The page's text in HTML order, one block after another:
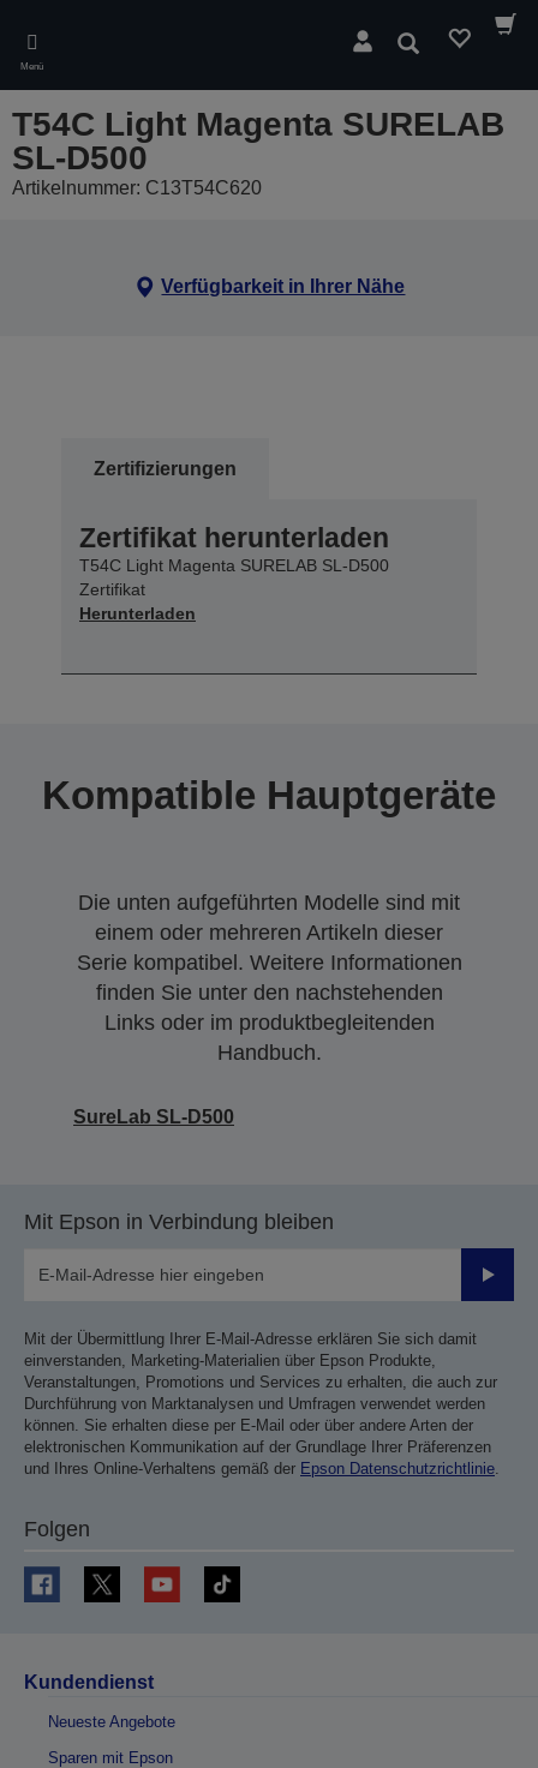
main
content
Menü
Suchen
T54C Light Magenta SURELAB
SL-D500
Artikelnummer: C13T54C620
Verfügbarkeit in Ihrer Nähe
Zertifizierungen
Zertifikat herunterladen
T54C Light Magenta SURELAB SL-D500
Zertifikat
Herunterladen
Kompatible Hauptgeräte
Die unten aufgeführten Modelle sind mit
einem oder mehreren Artikeln dieser
Serie kompatibel. Weitere Informationen
finden Sie unter den nachstehenden
Links oder im produktbegleitenden
Handbuch.
SureLab SL-D500
Mit Epson in Verbindung bleiben
Mit der Übermittlung Ihrer E-Mail-Adresse erklären Sie sich damit
einverstanden, Marketing-Materialien über Epson Produkte,
Veranstaltungen, Promotions und Services zu erhalten, die auch zur
Durchführung von Marktanalysen und Umfragen verwendet werden
können. Sie erhalten diese per E-Mail oder über andere Arten der
elektronischen Kommunikation auf der Grundlage Ihrer Präferenzen
und Ihres Online-Verhaltens gemäß der Epson Datenschutzrichtlinie
Folgen
Kundendienst
Neueste Angebote
Sparen mit Epson